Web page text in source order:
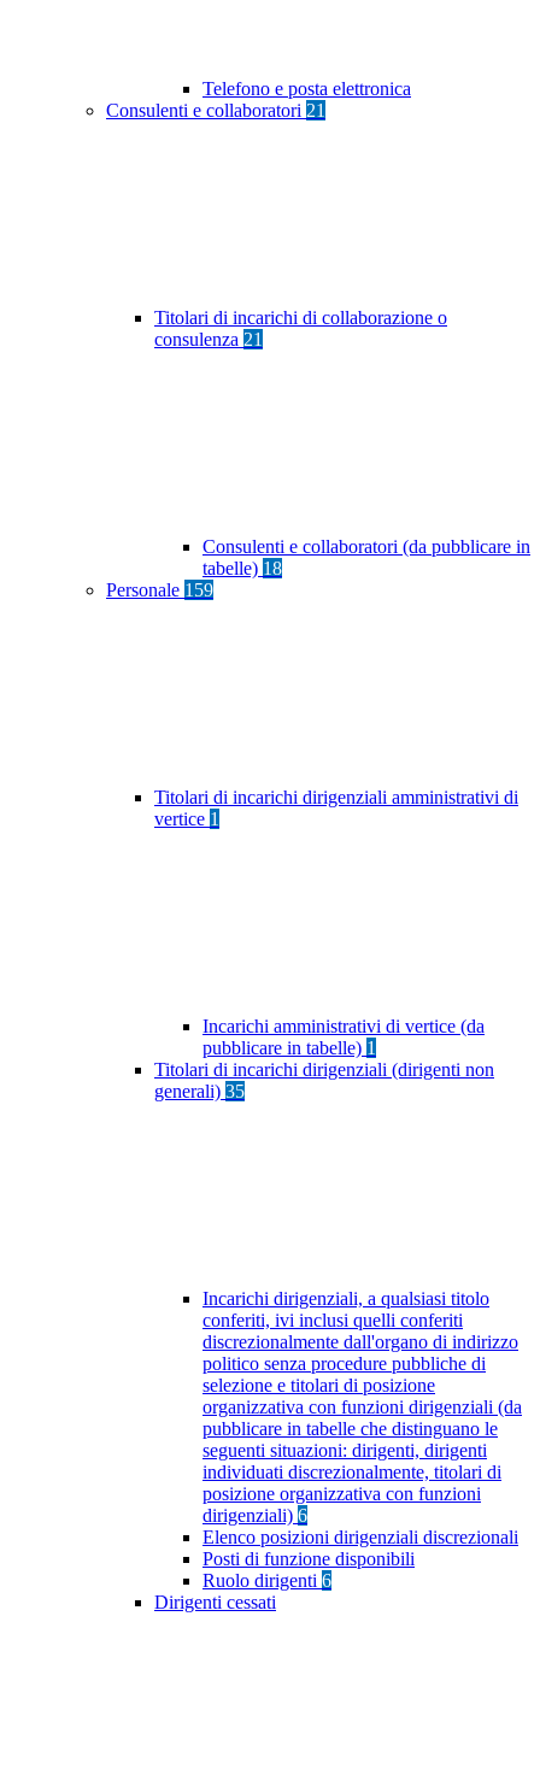
Telefono e posta elettronica
Consulenti e collaboratori 21
Titolari di incarichi di collaborazione o
consulenza 21
Consulenti e collaboratori (da pubblicare in
tabelle) 18
Personale 159
Titolari di incarichi dirigenziali amministrativi di
vertice 1
Incarichi amministrativi di vertice (da
pubblicare in tabelle) 1
Titolari di incarichi dirigenziali (dirigenti non
generali) 35
Incarichi dirigenziali, a qualsiasi titolo
conferiti, ivi inclusi quelli conferiti
discrezionalmente dall'organo di indirizzo
politico senza procedure pubbliche di
selezione e titolari di posizione
organizzativa con funzioni dirigenziali (da
pubblicare in tabelle che distinguano le
seguenti situazioni: dirigenti, dirigenti
individuati discrezionalmente, titolari di
posizione organizzativa con funzioni
dirigenziali) 6
Elenco posizioni dirigenziali discrezionali
Posti di funzione disponibili
Ruolo dirigenti 6
Dirigenti cessati